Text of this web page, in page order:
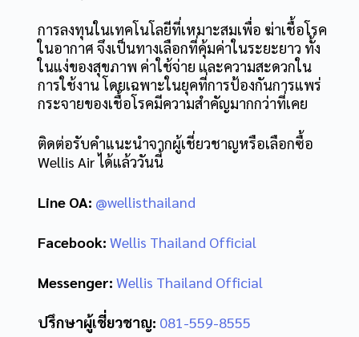
การลงทุนในเทคโนโลยีที่เหมาะสมเพื่อ ฆ่าเชื้อโรค
ในอากาศ จึงเป็นทางเลือกที่คุ้มค่าในระยะยาว ทั้ง
ในแง่ของสุขภาพ ค่าใช้จ่าย และความสะดวกใน
การใช้งาน โดยเฉพาะในยุคที่การป้องกันการแพร่
กระจายของเชื้อโรคมีความสำคัญมากกว่าที่เคย
ติดต่อรับคำแนะนำจากผู้เชี่ยวชาญหรือเลือกซื้อ
Wellis Air ได้แล้ววันนี้
Line OA: @wellisthailand
Facebook: Wellis Thailand Official
Messenger: Wellis Thailand Official
ปรึกษาผู้เชี่ยวชาญ: 081-559-8555